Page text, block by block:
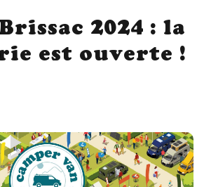
2024 : la
est ouverte !